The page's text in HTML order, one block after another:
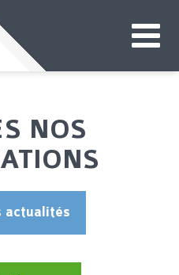
NOS
actualités